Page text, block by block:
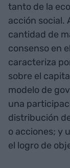
tanto de la
acción social.
cantidad de
consenso en
caracteriza
sobre el
modelo de
una
distribución
o acciones; y
el logro de